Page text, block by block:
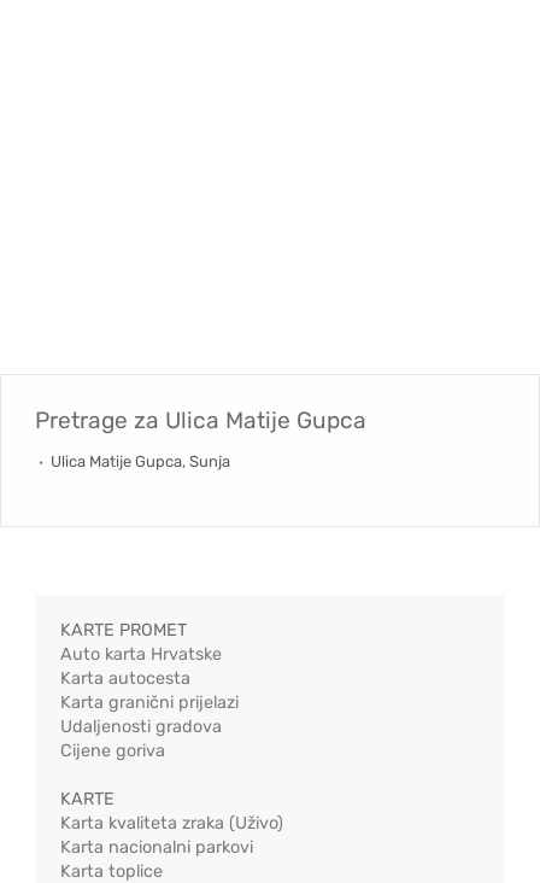
Pretrage za Ulica Matije Gupca
Ulica Matije Gupca, Sunja
KARTE PROMET
Auto karta Hrvatske
Karta autocesta
Karta granični prijelazi
Udaljenosti gradova
Cijene goriva
KARTE
Karta kvaliteta zraka (Uživo)
Karta nacionalni parkovi
Karta toplice